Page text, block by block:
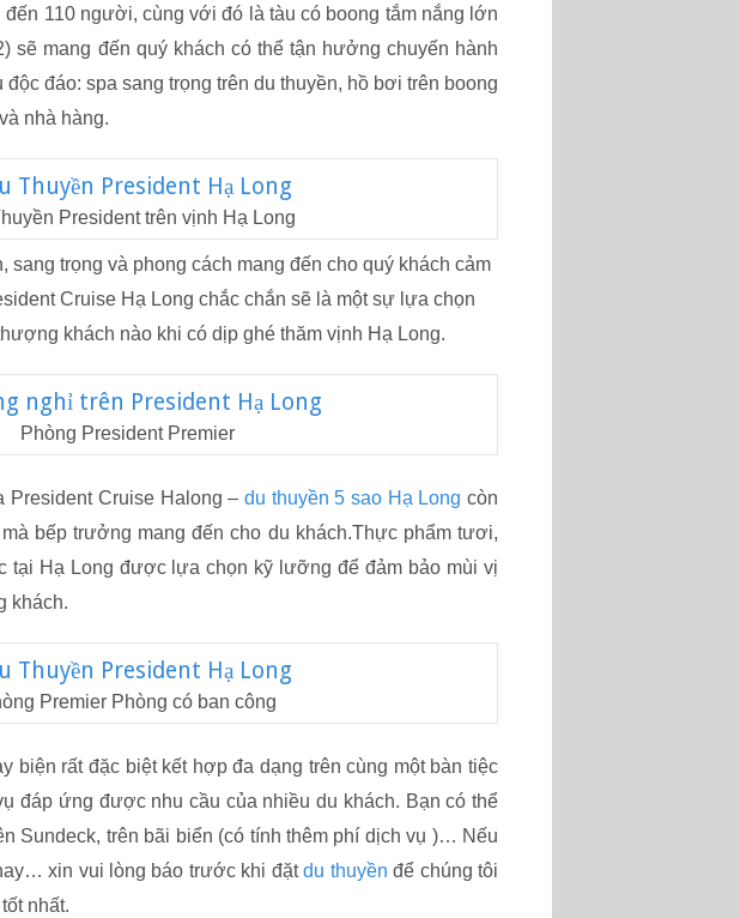
110 người, cùng với đó là tàu có boong tắm nắng lớn
sẽ mang đến quý khách có thể tận hưởng chuyến hành
đáo: spa sang trọng trên du thuyền, hồ bơi trên boong
nhà hàng.
President trên vịnh Hạ Long
sang trọng và phong cách mang đến cho quý khách cảm
Cruise Hạ Long chắc chắn sẽ là một sự lựa chọn
khách nào khi có dịp ghé thăm vịnh Hạ Long.
Phòng President Premier
President Cruise Halong – du thuyền 5 sao Hạ Long còn
bếp trưởng mang đến cho du khách.Thực phẩm tươi,
tại Hạ Long được lựa chọn kỹ lưỡng để đảm bảo mùi vị
khách.
Premier Phòng có ban công
biện rất đặc biệt kết hợp đa dạng trên cùng một bàn tiệc
đáp ứng được nhu cầu của nhiều du khách. Bạn có thể
Sundeck, trên bãi biển (có tính thêm phí dịch vụ )… Nếu
xin vui lòng báo trước khi đặtdu thuyền để chúng tôi
nhất.